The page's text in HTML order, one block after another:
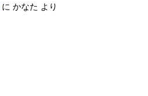
に かなた より